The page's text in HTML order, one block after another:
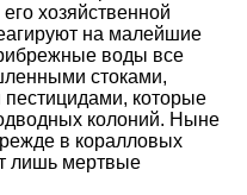
хозяйственной
на малейшие
воды все
стоками,
которые
колоний. Ныне
в коралловых
лишь мертвые